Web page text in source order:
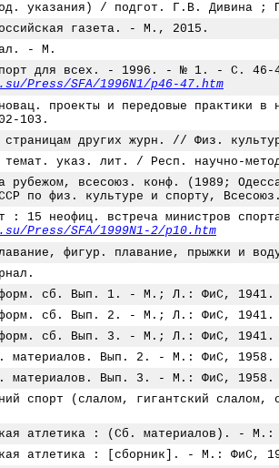
указания) / подгот. Г.В.
газета. - М., 2015.
- М.
для всех. - 1996. - № 1. - С. 46-
Press/SFA/1996N1/p46-47.htm
проекты и передовые
103.
страницам других журн. // Физ.
темат. указ. лит. / Респ. научно-
рубежом, всесоюз. конф. (1989;
по физ. культуре и спорту,
: 15 неофиц. встреча министров
Press/SFA/1999N1-2/p10.htm
фигур. плавание, прыжки
сб. Вып. 1. - М.; Л.: ФиС,
сб. Вып. 2. - М.; Л.: ФиС,
сб. Вып. 3. - М.; Л.: ФиС,
материалов. Вып. 2. - М.: ФиС,
материалов. Вып. 3. - М.: ФиС,
спорт (слалом, гигантский
атлетика : (Сб. материалов). -
атлетика : [сборник]. - М.: ФиС,